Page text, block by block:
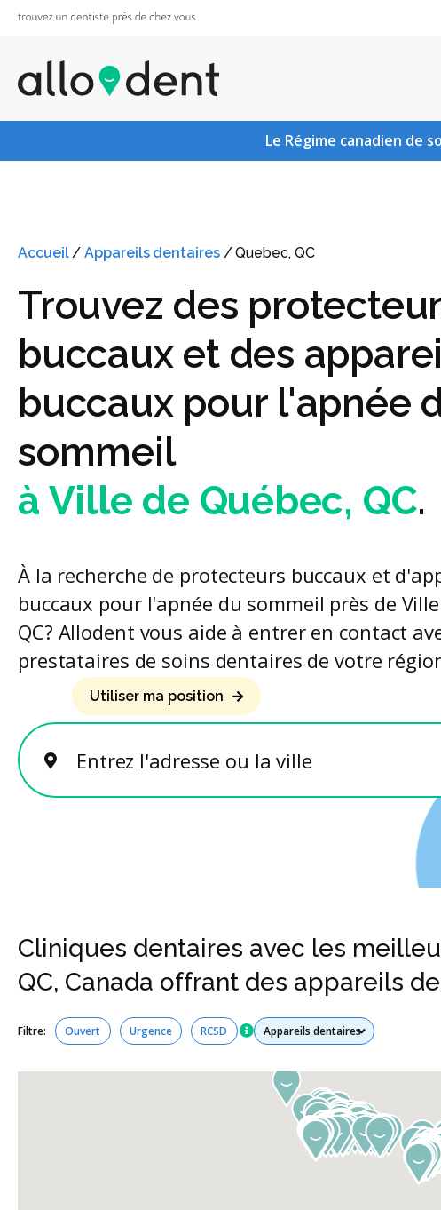
Le Régime canadien de
Accueil/Appareils dentaires/Quebec, QC
Trouvez des
buccaux et des
buccaux pour l'apnée
sommeil
à Ville de Québec, QC.
À la recherche de protecteurs buccaux et
buccaux pour l'apnée du sommeil près de Ville
QC? Allodent vous aide à entrer en contact
prestataires de soins dentaires de votre
Entrez l'adresse ou la ville
Utiliser ma position
Cliniques dentaires avec les
QC, Canada offrant des appareils
Filtre: Ouvert Urgence RCSD Tous les services